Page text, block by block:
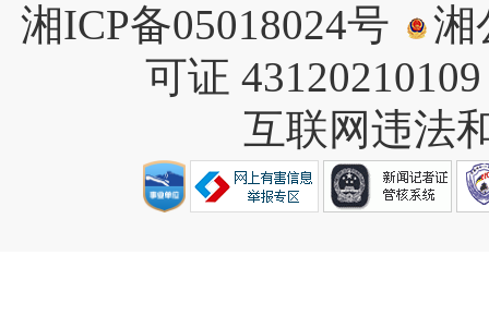
湘ICP备05018024号
湘
可证
互联网违法